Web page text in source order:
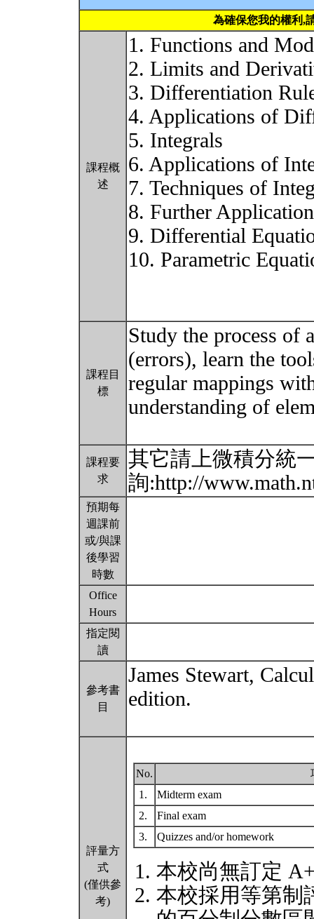
為確保您我的權利,
課程概
述
1. Functions and
2. Limits and
3. Differentiation
4. Applications of
5. Integrals
6. Applications of
7. Techniques of
8. Further
9. Differential
10. Parametric
課程目
標
Study the process of
(errors), learn the
regular mappings
understanding of
課程要
求
其它請上微積分統
詢:http://
預期每
週課前
或/與課
後學習
時數
Office
Hours
指定閱
讀
參考書
目
James Stewart,
edition.
評量方
式
(僅供參
考)
No.
1.
Midterm exam
2.
Final exam
3.
Quizzes and/or homework
本校尚無訂定
本校採用等第制